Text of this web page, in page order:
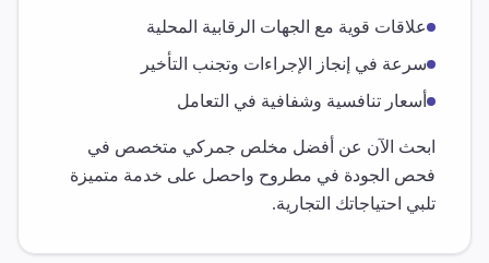
علاقات قوية مع الجهات الرقابية المحلية
سرعة في إنجاز الإجراءات وتجنب التأخير
أسعار تنافسية وشفافية في التعامل
ابحث الآن عن أفضل مخلص جمركي متخصص في
فحص الجودة في مطروح واحصل على خدمة متميزة
تلبي احتياجاتك التجارية.